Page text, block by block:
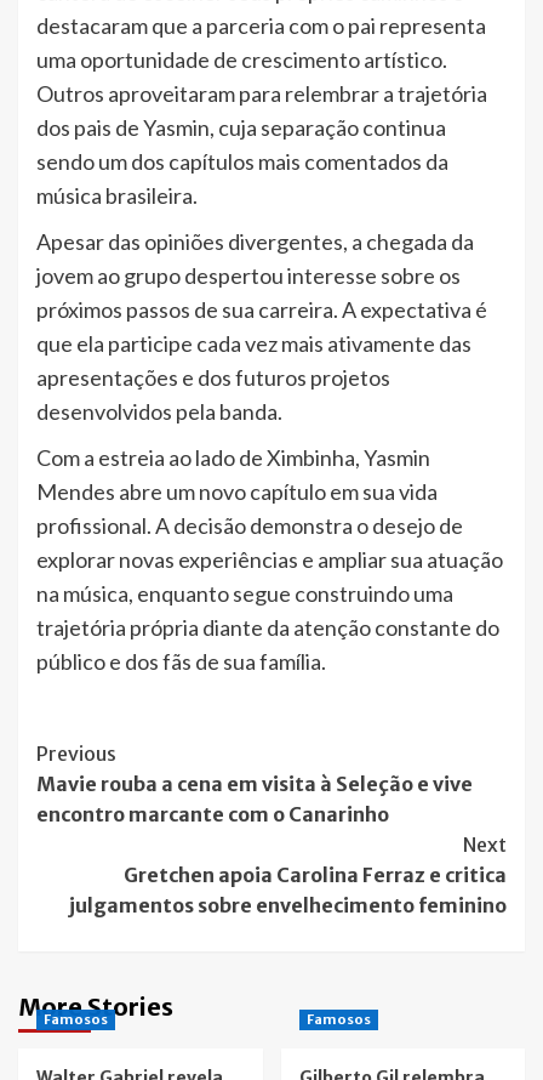
destacaram que a parceria com o pai representa
uma oportunidade de crescimento artístico.
Outros aproveitaram para relembrar a trajetória
dos pais de Yasmin, cuja separação continua
sendo um dos capítulos mais comentados da
música brasileira.
Apesar das opiniões divergentes, a chegada da
jovem ao grupo despertou interesse sobre os
próximos passos de sua carreira. A expectativa é
que ela participe cada vez mais ativamente das
apresentações e dos futuros projetos
desenvolvidos pela banda.
Com a estreia ao lado de Ximbinha, Yasmin
Mendes abre um novo capítulo em sua vida
profissional. A decisão demonstra o desejo de
explorar novas experiências e ampliar sua atuação
na música, enquanto segue construindo uma
trajetória própria diante da atenção constante do
público e dos fãs de sua família.
Post
Navigation
Previous
Mavie rouba a cena em visita à Seleção e vive
encontro marcante com o Canarinho
Next
Gretchen apoia Carolina Ferraz e critica
julgamentos sobre envelhecimento feminino
More Stories
Famosos Famosos